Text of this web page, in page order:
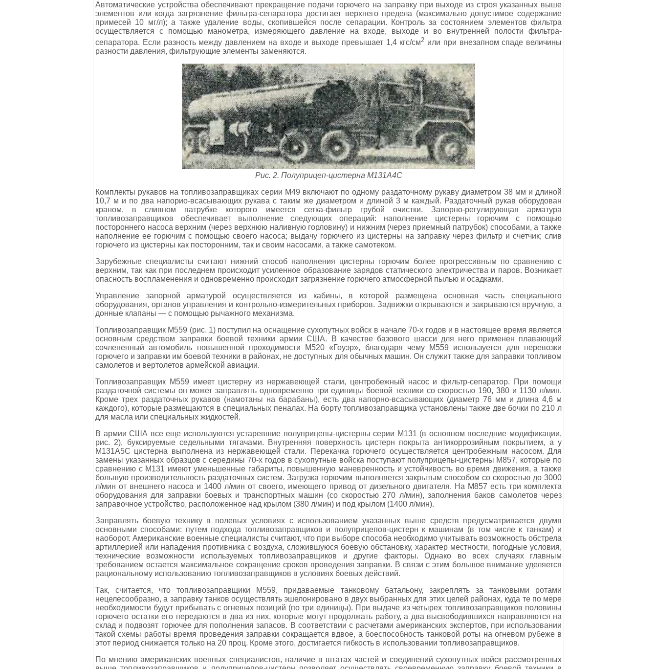
Автоматические устройства обеспечивают прекращение подачи горючего на заправку при выходе из строя указанных выше
элементов или когда загрязнение фильтра-сепаратора достигает верхнего предела (максимально допустимое содержание
примесей 10 мг/л); а также удаление воды, скопившейся после сепарации. Контроль за состоянием элементов фильтра
осуществляется с помощью манометра, измеряющего давление на входе, выходе и во внутренней полости фильтра-
сепаратора. Если разность между давлением на входе и выходе превышает 1,4 кгс/см2 или при внезапном спаде величины
разности давления, фильтрующие элементы заменяются.
Рис. 2. Полуприцеп-цистерна М131А4С
Комплекты рукавов на топливозаправщиках серии М49 включают по одному раздаточному рукаву диаметром 38 мм и длиной
10,7 м и по два напорио-всасывающих рукава с таким же диаметром и длиной 3 м каждый. Раздаточный рукав оборудован
краном, в сливном патрубке которого имеется сетка-фильтр грубой очистки. Запорно-регулирующая арматура
топливозаправщиков обеспечивает выполнение следующих операций: наполнение цистерны горючим с помощью
постороннего насоса верхним (через верхнюю наливную горловину) и нижним (через приемный патрубок) способами, а также
наполнение ее горючим с помощью своего насоса; выдачу горючего из цистерны на заправку через фильтр и счетчик; слив
горючего из цистерны как посторонним, так и своим насосами, а также самотеком.
Зарубежные специалисты считают нижний способ наполнения цистерны горючим более прогрессивным по сравнению с
верхним, так как при последнем происходит усиленное образование зарядов статического электричества и паров. Возникает
опасность воспламенения и одновременно происходит загрязнение горючего атмосферной пылью и осадками.
Управление запорной арматурой осуществляется из кабины, в которой размещена основная часть специального
оборудования, органов управления и контрольно-измерительных приборов. Задвижки открываются и закрываются вручную, а
донные клапаны — с помощью рычажного механизма.
Топливозаправщик М559 (рис. 1) поступил на оснащение сухопутных войск в начале 70-х годов и в настоящее время является
основным средством заправки боевой техники армии США. В качестве базового шасси для него применен плавающий
сочлененный автомобиль повышенной проходимости М520 «Гоуэр», благодаря чему М559 используется для перевозки
горючего и заправки им боевой техники в районах, не доступных для обычных машин. Он служит также для заправки топливом
самолетов и вертолетов армейской авиации.
Топливозаправщик М559 имеет цистерну из нержавеющей стали, центробежный насос и фильтр-сепаратор. При помощи
раздаточной системы он может заправлять одновременно три единицы боевой техники со скоростью 190, 380 и 1130 л/мин.
Кроме трех раздаточных рукавов (намотаны на барабаны), есть два напорно-всасывающих (диаметр 76 мм и длина 4,6 м
каждого), которые размещаются в специальных пеналах. На борту топливозаправщика установлены также две бочки по 210 л
для масла или специальных жидкостей.
В армии США все еще используются устаревшие полуприцепы-цистерны серии М131 (в основном последние модификации,
рис. 2), буксируемые седельными тягачами. Внутренняя поверхность цистерн покрыта антикоррозийным покрытием, а у
М131А5С цистерна выполнена из нержавеющей стали. Перекачка горючего осуществляется центробежным насосом. Для
замены указанных образцов с середины 70-х годов в сухопутные войска поступают полуприцепы-цистерны М857, которые по
сравнению с М131 имеют уменьшенные габариты, повышенную маневренность и устойчивость во время движения, а также
большую производительность раздаточных систем. Загрузка горючим выполняется закрытым способом со скоростью до 3000
л/мин от внешнего насоса и 1400 л/мин от своего, имеющего привод от дизельного двигателя. На М857 есть три комплекта
оборудования для заправки боевых и транспортных машин (со скоростью 270 л/мин), заполнения баков самолетов через
заправочное устройство, расположенное над крылом (380 л/мин) и под крылом (1400 л/мин).
Заправлять боевую технику в полевых условиях с использованием указанных выше средств предусматривается двумя
основными способами: путем подхода топливозаправщиков и полуприцепов-цистерн к машинам (в том числе к танкам) и
наоборот. Американские военные специалисты считают, что при выборе способа необходимо учитывать возможность обстрела
артиллерией или нападения противника с воздуха, сложившуюся боевую обстановку, характер местности, погодные условия,
технические возможности используемых топливозаправщиков и другие факторы. Однако во всех случаях главным
требованием остается максимальное сокращение сроков проведения заправки. В связи с этим большое внимание уделяется
рациональному использованию топливозаправщиков в условиях боевых действий.
Так, считается, что топливозаправщики М559, придаваемые танковому батальону, закреплять за танковыми ротами
нецелесообразно, а заправку танков осуществлять эшелонировано в двух выбранных для этих целей районах, куда те по мере
необходимости будут прибывать с огневых позиций (по три единицы). При выдаче из четырех топливозаправщиков половины
горючего остатки его передаются в два из них, которые могут продолжать работу, а два высвободившихся направляются на
склад и подвозят горючее для пополнения запасов. В соответствии с расчетами американских экспертов, при использовании
такой схемы работы время проведения заправки сокращается вдвое, а боеспособность танковой роты на огневом рубеже в
этот период снижается только на 20 проц. Кроме этого, достигается гибкость в использовании топливозаправщиков.
По мнению американских военных специалистов, наличие в штатах частей и соединений сухопутных войск рассмотренных